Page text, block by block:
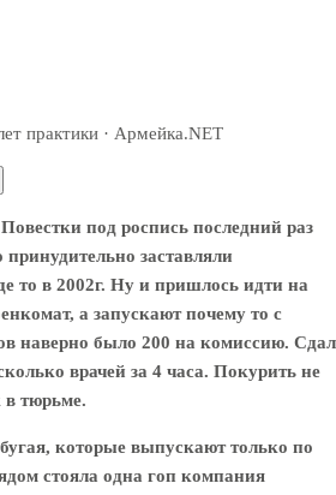
практики · Армейка.NET
под роспись последний раз
заставляли
то в 2002г. Ну и пришлось идти на
а запускают почему то с
наверно было 200 на комиссию. Сдал
врачей за 4 часа. Покурить не
тюрьме.
которые выпускают только по
стояла одна гоп компания